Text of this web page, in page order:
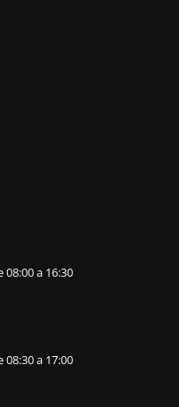
08:00 a 16:30
08:30 a 17:00